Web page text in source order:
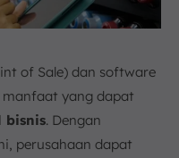
of Sale) dan software
yang dapat
bisnis. Dengan
perusahaan dapat